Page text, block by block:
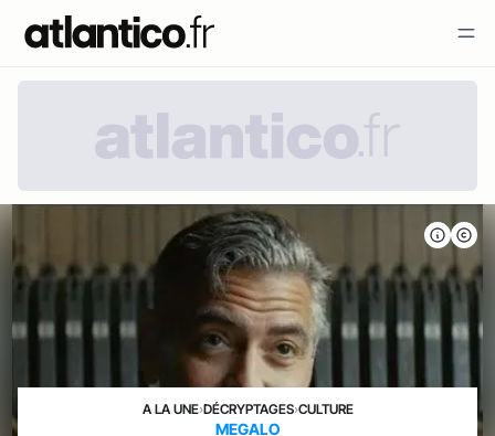
A LA UNE›DÉCRYPTAGES›CULTURE
MEGALO